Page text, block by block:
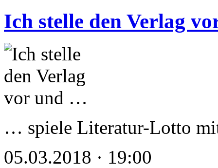
Ich stelle den Verlag
… spiele Literatur-Lotto
05.03.2018 · 19:00